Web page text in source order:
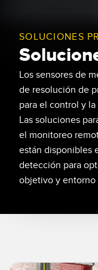
Sensores
Medición de
Cortinas de Medición
Tiempo de Vuelo
Sensores de Radar
Sensores
Amplificadores de
INTELIGENTE
Call for Parts,
Leading Edge
Machine
Monitoreo de
Preventivo
Mantenimiento
SOLUCIONES
Los sensores de
de resolución de
para el control y
Las soluciones
el monitoreo
están disponibles
detección para
objetivo y entorno